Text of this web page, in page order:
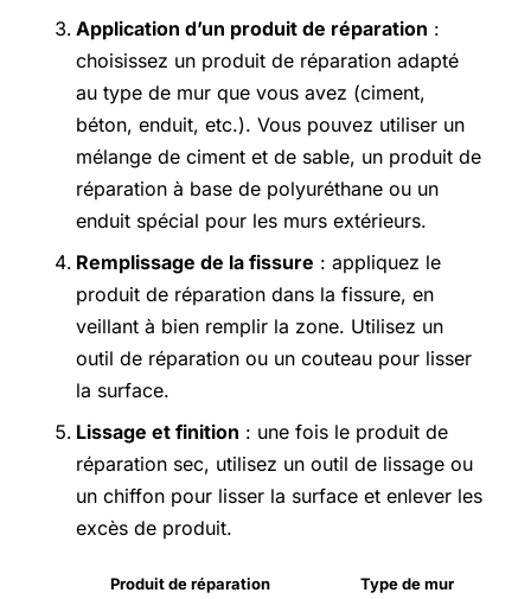
Application d’un produit de réparation :
choisissez un produit de réparation adapté
au type de mur que vous avez (ciment,
béton, enduit, etc.). Vous pouvez utiliser un
mélange de ciment et de sable, un produit de
réparation à base de polyuréthane ou un
enduit spécial pour les murs extérieurs.
Remplissage de la fissure : appliquez le
produit de réparation dans la fissure, en
veillant à bien remplir la zone. Utilisez un
outil de réparation ou un couteau pour lisser
la surface.
Lissage et finition : une fois le produit de
réparation sec, utilisez un outil de lissage ou
un chiffon pour lisser la surface et enlever les
excès de produit.
Produit de réparation Type de mur